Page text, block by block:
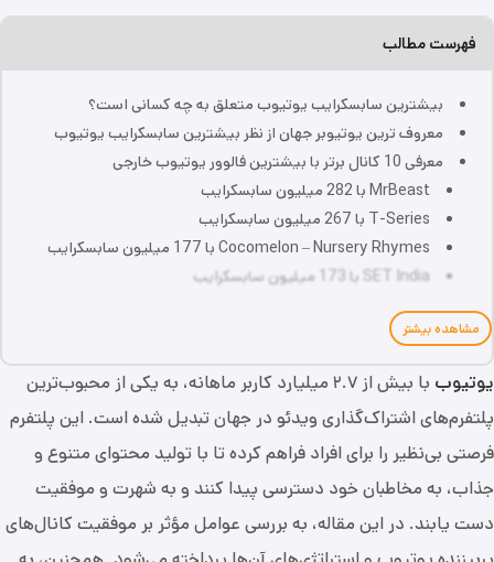
فهرست مطالب
بیشترین سابسکرایب یوتیوب متعلق به چه کسانی است؟
معروف ترین یوتیوبر جهان از نظر بیشترین سابسکرایب یوتیوب
معرفی 10 کانال برتر با بیشترین فالوور یوتیوب خارجی
MrBeast با 282 میلیون سابسکرایب
T-Series با 267 میلیون سابسکرایب
Cocomelon – Nursery Rhymes با 177 میلیون سابسکرایب
SET India با 173 میلیون سابسکرایب
مشاهده بیشتر
یوتیوب
با بیش از ۲.۷ میلیارد کاربر ماهانه، به یکی از محبوب‌ترین
پلتفرم‌های اشتراک‌گذاری ویدئو در جهان تبدیل شده است. این پلتفرم
فرصتی بی‌نظیر را برای افراد فراهم کرده تا با تولید محتوای متنوع و
جذاب، به مخاطبان خود دسترسی پیدا کنند و به شهرت و موفقیت
دست یابند. در این مقاله، به بررسی عوامل مؤثر بر موفقیت کانال‌های